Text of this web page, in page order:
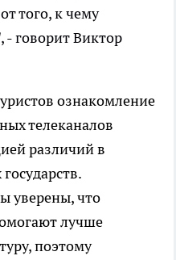
того, к чему
- говорит Виктор
ознакомление
телеканалов
различий в
уверены, что
лучше
поэтому